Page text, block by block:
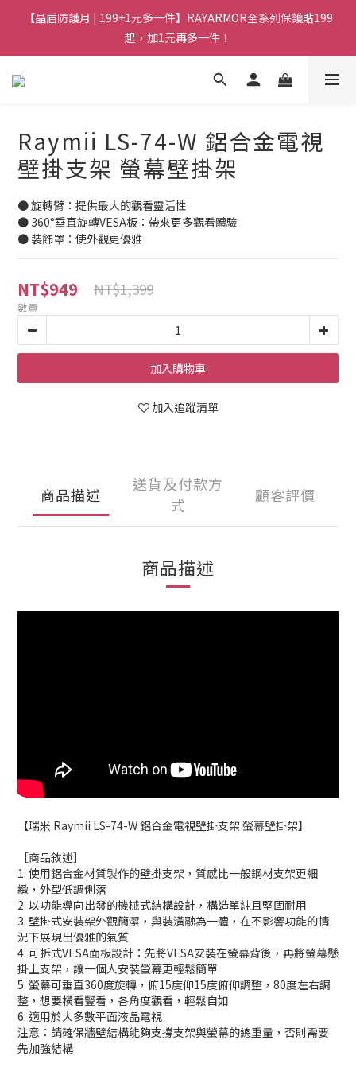
【晶盾防護月 | 199+1元多一件】RAYARMOR全系列保護貼199
起，加1元再多一件！
Raymii LS-74-W 鋁合金電視
壁掛支架 螢幕壁掛架
● 旋轉臂：提供最大的觀看靈活性
● 360°垂直旋轉VESA板：帶來更多觀看體驗
● 裝飾罩：使外觀更優雅
NT$949 NT$1,399
數量
加入購物車
加入追蹤清單
商品描述
送貨及付款方
式
顧客評價
商品描述
【瑞米 Raymii LS-74-W 鋁合金電視壁掛支架 螢幕壁掛架】
［商品敘述］
1. 使用鋁合金材質製作的壁掛支架，質感比一般鋼材支架更細
緻，外型低調俐落
2. 以功能導向出發的機械式結構設計，構造單純且堅固耐用
3. 壁掛式安裝架外觀簡潔，與裝潢融為一體，在不影響功能的情
況下展現出優雅的氣質
4. 可拆式VESA面板設計：先將VESA安裝在螢幕背後，再將螢幕懸
掛上支架，讓一個人安裝螢幕更輕鬆簡單
5. 螢幕可垂直360度旋轉，俯15度仰15度俯仰調整，80度左右調
整，想要橫看豎看，各角度觀看，輕鬆自如
6. 適用於大多數平面液晶電視
注意：請確保牆壁結構能夠支撐支架與螢幕的總重量，否則需要
先加強結構